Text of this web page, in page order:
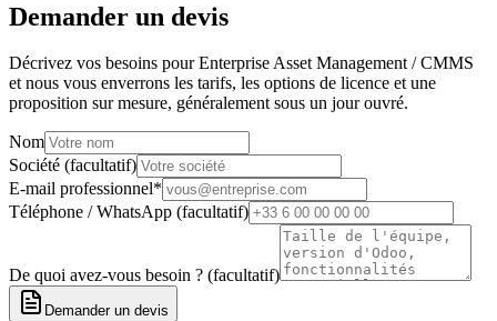
Demander un devis
Décrivez vos besoins pour Enterprise Asset Management / CMMS
et nous vous enverrons les tarifs, les options de licence et une
proposition sur mesure, généralement sous un jour ouvré.
Nom
Société (facultatif)
E-mail professionnel*
Téléphone / WhatsApp (facultatif)
De quoi avez-vous besoin ? (facultatif)
Demander un devis